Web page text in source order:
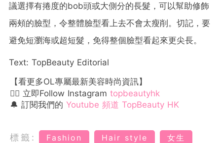
議選擇有捲度的bob頭或大側分的長髮，可以幫助修飾
兩頰的臉型，令整體臉型看上去不會太瘦削。切記，要
避免短瀏海或超短髮，免得整個臉型看起來更尖長。
Text: TopBeauty Editorial
【看更多OL專屬最新美容時尚資訊】
👉🏻 立即Follow Instagram topbeautyhk
🔔 訂閱我們的 Youtube 頻道 TopBeauty HK
標籤: Fashion Hair style
女生